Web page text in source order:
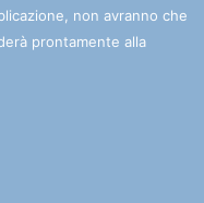
non avranno che
prontamente alla